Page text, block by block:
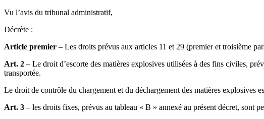
Vu l’avis du tribunal administratif,
Décrète :
Article premier – Les droits prévus aux articles 11 et 29 (premier et troisième
Art. 2 –Le droit d’escorte des matières explosives utilisées à des fins civiles,
transportée.
Le droit de contrôle du chargement et du déchargement des matières explosives
Art. 3 – les droits fixes, prévus au tableau « B » annexé au présent décret, sont